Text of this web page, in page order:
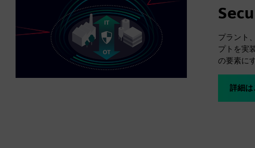
プラント
プトを実
の要素に
詳細は